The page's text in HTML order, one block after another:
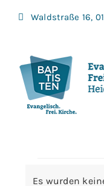
Waldstraße 16,
Es wurden